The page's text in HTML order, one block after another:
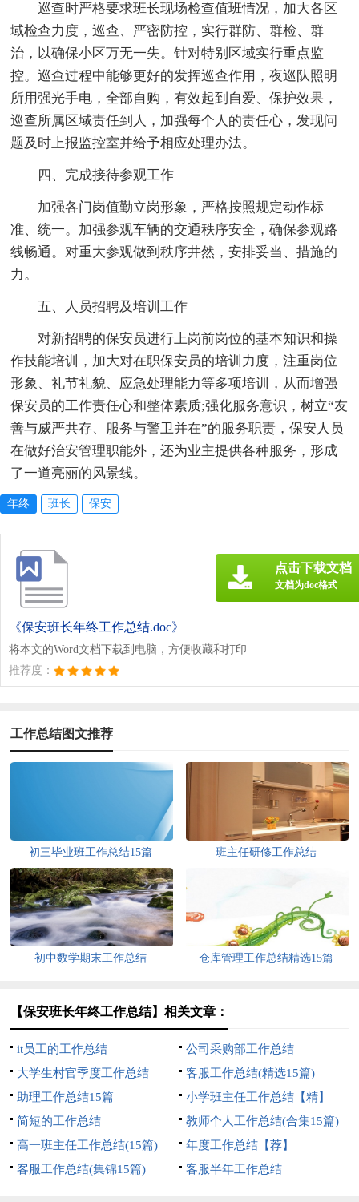
巡查时严格要求班长现场检查值班情况，加大各区
域检查力度，巡查、严密防控，实行群防、群检、群
治，以确保小区万无一失。针对特别区域实行重点监
控。巡查过程中能够更好的发挥巡查作用，夜巡队照明
所用强光手电，全部自购，有效起到自爱、保护效果，
巡查所属区域责任到人，加强每个人的责任心，发现问
题及时上报监控室并给予相应处理办法。
四、完成接待参观工作
加强各门岗值勤立岗形象，严格按照规定动作标
准、统一。加强参观车辆的交通秩序安全，确保参观路
线畅通。对重大参观做到秩序井然，安排妥当、措施的
力。
五、人员招聘及培训工作
对新招聘的保安员进行上岗前岗位的基本知识和操
作技能培训，加大对在职保安员的培训力度，注重岗位
形象、礼节礼貌、应急处理能力等多项培训，从而增强
保安员的工作责任心和整体素质;强化服务意识，树立“友
善与威严共存、服务与警卫并在”的服务职责，保安人员
在做好治安管理职能外，还为业主提供各种服务，形成
了一道亮丽的风景线。
年终 班长 保安
《保安班长年终工作总结.doc》
将本文的Word文档下载到电脑，方便收藏和打印
推荐度：
点击下载文档
文档为doc格式
工作总结图文推荐
初三毕业班工作总结15篇 班主任研修工作总结
初中数学期末工作总结 仓库管理工作总结精选15篇
【保安班长年终工作总结】相关文章：
it员工的工作总结
公司采购部工作总结
大学生村官季度工作总结
客服工作总结(精选15篇)
助理工作总结15篇
小学班主任工作总结【精】
简短的工作总结
教师个人工作总结(合集15篇)
高一班主任工作总结(15篇)
年度工作总结【荐】
客服工作总结(集锦15篇)
客服半年工作总结